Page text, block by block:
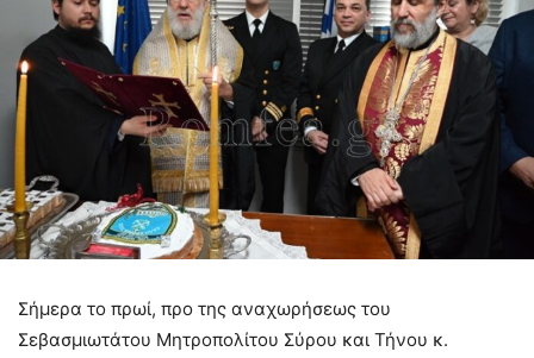
Σήμερα το πρωί, προ της αναχωρήσεως του
Σεβασμιωτάτου Μητροπολίτου Σύρου και Τήνου κ.